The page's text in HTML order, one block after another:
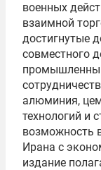
военных
взаимной
достигнутые
совместного
алюминия,
технологий и
возможность
Ирана с
издание